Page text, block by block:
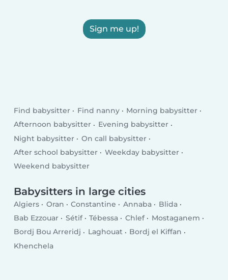
Sign me up!
Find babysitter Find nanny
Morning babysitter
Afternoon babysitter
Evening babysitter
Night babysitter
On call babysitter
After school babysitter
Weekday babysitter
Weekend babysitter
Babysitters in large cities
Algiers Oran Constantine Annaba
Blida
Bab Ezzouar
Sétif Tébessa Chlef
Mostaganem
Bordj Bou Arreridj
Laghouat
Bordj el Kiffan
Khenchela